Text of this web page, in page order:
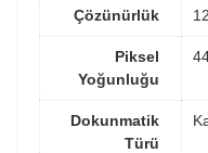
Çözünürlük
Piksel
Yoğunluğu
Dokunmatik
Türü